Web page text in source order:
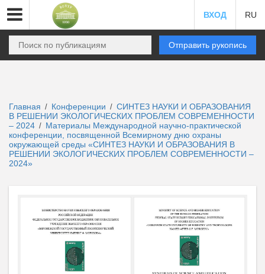
ВХОД RU
Отправить рукопись
Главная / Конференции / СИНТЕЗ НАУКИ И ОБРАЗОВАНИЯ
В РЕШЕНИИ ЭКОЛОГИЧЕСКИХ ПРОБЛЕМ СОВРЕМЕННОСТИ
– 2024 / Материалы Международной научно-практической
конференции, посвященной Всемирному дню охраны
окружающей среды «СИНТЕЗ НАУКИ И ОБРАЗОВАНИЯ В
РЕШЕНИИ ЭКОЛОГИЧЕСКИХ ПРОБЛЕМ СОВРЕМЕННОСТИ –
2024»